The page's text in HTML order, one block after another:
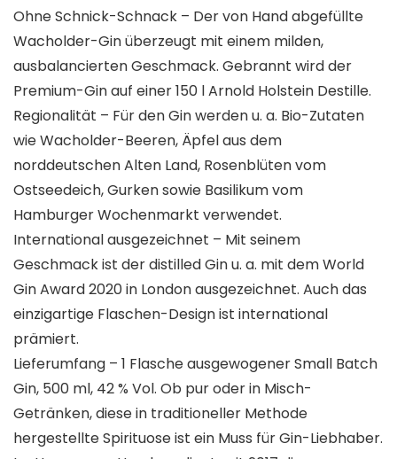
Ohne Schnick-Schnack – Der von Hand abgefüllte
Wacholder-Gin überzeugt mit einem milden,
ausbalancierten Geschmack. Gebrannt wird der
Premium-Gin auf einer 150 l Arnold Holstein Destille.
Regionalität – Für den Gin werden u. a. Bio-Zutaten
wie Wacholder-Beeren, Äpfel aus dem
norddeutschen Alten Land, Rosenblüten vom
Ostseedeich, Gurken sowie Basilikum vom
Hamburger Wochenmarkt verwendet.
International ausgezeichnet – Mit seinem
Geschmack ist der distilled Gin u. a. mit dem World
Gin Award 2020 in London ausgezeichnet. Auch das
einzigartige Flaschen-Design ist international
prämiert.
Lieferumfang – 1 Flasche ausgewogener Small Batch
Gin, 500 ml, 42 % Vol. Ob pur oder in Misch-
Getränken, diese in traditioneller Methode
hergestellte Spirituose ist ein Muss für Gin-Liebhaber.